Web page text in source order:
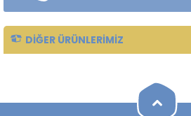
DIĞER ÜRÜNLERIMIZ